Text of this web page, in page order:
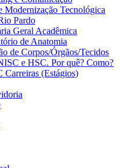
Modernização Tecnológica
Pardo
Geral Acadêmica
de Anatomia
de Corpos/Órgãos/Tecidos
e HSC. Por quê? Como?
Carreiras (Estágios)